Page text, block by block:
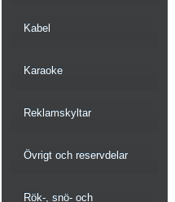
Kabel
Karaoke
Reklamskyltar
Övrigt och reservdelar
Rök-, snö- och